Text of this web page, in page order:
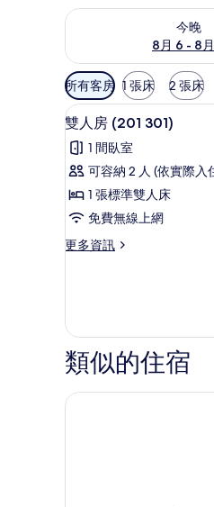
今晚
8月 6 - 8
查看今晚 (8月 6 - 8月
可
用
的
客
房
篩
選
條
件
所有客房 1 張床 2 張床
顯
示
雙
人
房
(201
301)
相
片
5
雙人房 (201 301)
1 間臥室
可容納 2 人 (依實際入
1 張標準雙人床
免費無線上網
更多資訊
更
(201
301)
的
詳
情
類似的住宿
Just Hi 海景民宿